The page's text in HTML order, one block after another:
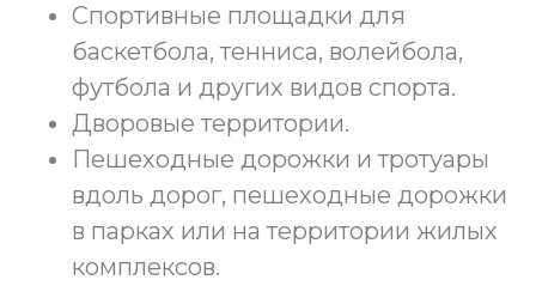
Спортивные площадки для
баскетбола, тенниса, волейбола,
футбола и других видов спорта.
Дворовые территории.
Пешеходные дорожки и тротуары
вдоль дорог, пешеходные дорожки
в парках или на территории жилых
комплексов.